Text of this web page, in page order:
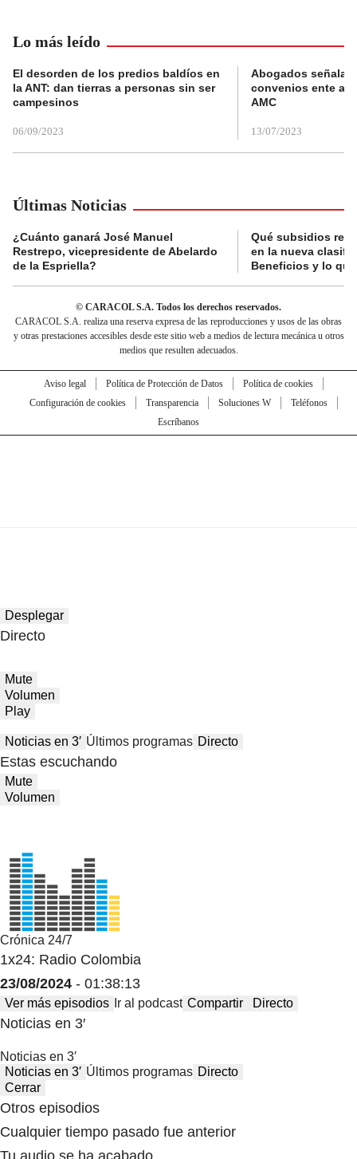
Lo más leído
El desorden de los predios baldíos en
la ANT: dan tierras a personas sin ser
campesinos
06/09/2023
Abogados
convenios ente
AMC
13/07/2023
Últimas Noticias
¿Cuánto ganará José Manuel
Restrepo, vicepresidente de Abelardo
de la Espriella?
Qué subsidios
en la nueva
Beneficios y lo
© CARACOL S.A. Todos los derechos reservados.
CARACOL S.A. realiza una reserva expresa de las reproducciones y usos de las obras
y otras prestaciones accesibles desde este sitio web a medios de lectura mecánica u otros
medios que resulten adecuados.
Aviso legal Política de Protección de Datos
Política de cookies
Configuración de cookies
Transparencia Soluciones W
Teléfonos
Escríbanos
Desplegar
Directo
Mute
Volumen
Play
Noticias en 3′ Últimos programas Directo
Estas escuchando
Mute
Volumen
Crónica 24/7
1x24: Radio Colombia
23/08/2024 - 01:38:13
Ver más episodios Ir al podcast Compartir Directo
Noticias en 3′
Noticias en 3′
Noticias en 3′ Últimos programas Directo
Cerrar
Otros episodios
Cualquier tiempo pasado fue anterior